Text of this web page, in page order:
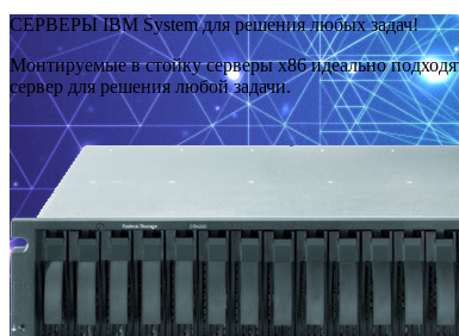
СЕРВЕРЫ IBM System для решения любых задач!
Монтируемые в стойку серверы x86 идеально
сервер для решения любой задачи.